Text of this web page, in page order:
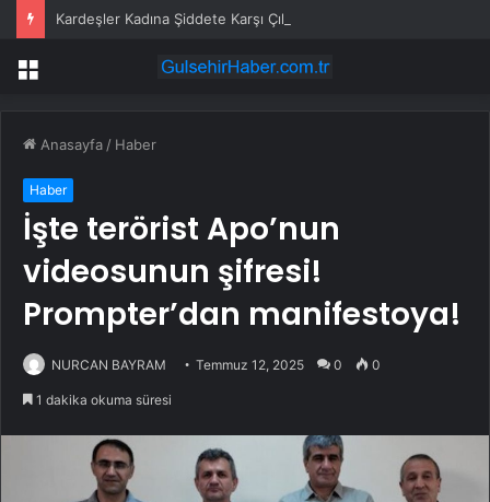
Kardeşler Kadına Şiddete Karşı Çıktı, Bıçaklandı
Menü
Anasayfa / Haber
Haber
İşte terörist Apo’nun
videosunun şifresi!
Prompter’dan manifestoya!
NURCAN BAYRAM Temmuz 12, 2025 0 0
1 dakika okuma süresi